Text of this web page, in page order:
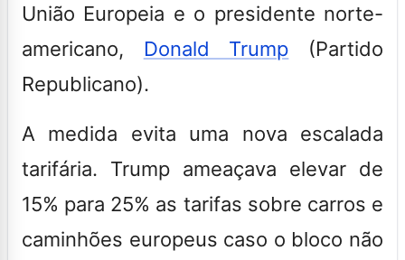
União Europeia e o presidente norte-
americano, Donald Trump (Partido
Republicano).
A medida evita uma nova escalada
tarifária. Trump ameaçava elevar de
15% para 25% as tarifas sobre carros e
caminhões europeus caso o bloco não